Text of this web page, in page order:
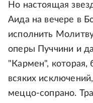
Но настоящая
Аида на вечере в
исполнить
оперы Пуччини и
"Кармен", которая,
всяких
меццо-сопрано.